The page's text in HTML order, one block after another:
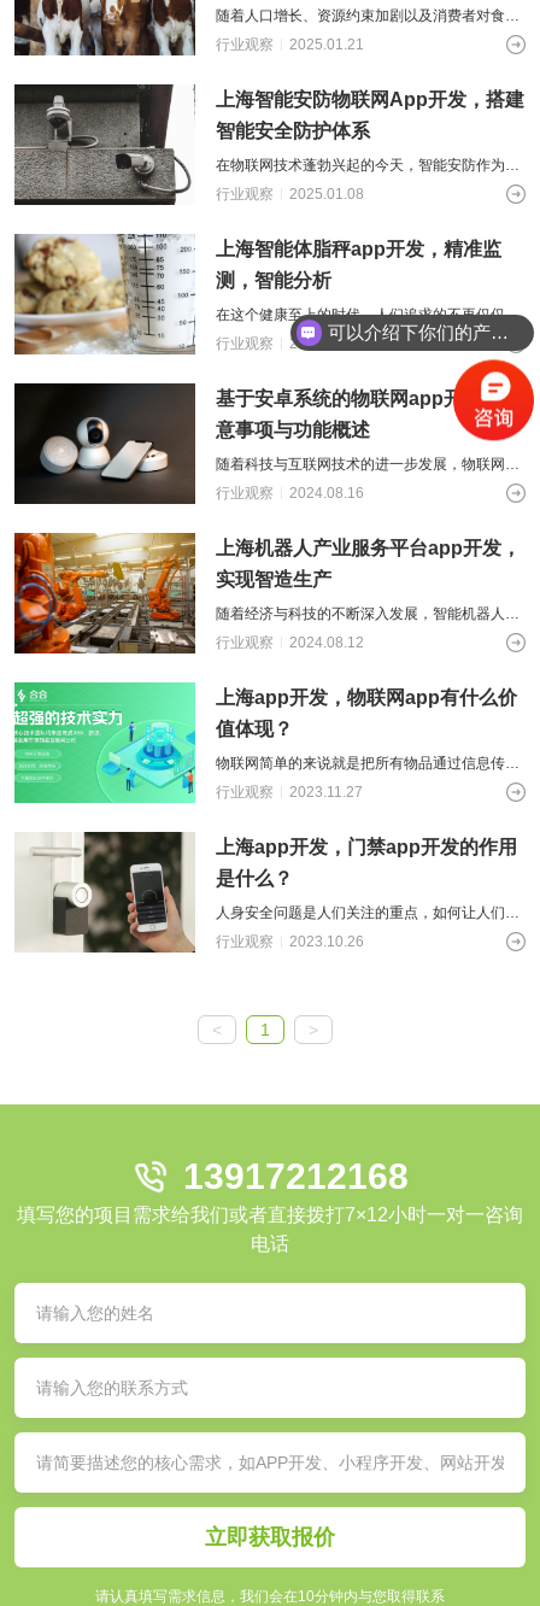
随着人口增长、资源约束加剧以及消费者对食品
安全与品质要求的日益提升，传统养殖业继续探
行业观察 2025.01.21
上海智能安防物联网App开发，搭建
智能安全防护体系
在物联网技术蓬勃兴起的今天，智能安防作为保
障社会稳定、人们安居乐业的关键力量。也迎来
行业观察 2025.01.08
上海智能体脂秤app开发，精准监
测，智能分析
在这个健康至上的时代，人们追求的不再仅仅是
瘦，而是健康且协调的身体状态。依托科技与线
上互联网技术的发展，智能体脂秤软件成
行业观察 2024.10.17
基于安卓系统的物联网app开发的注
意事项与功能概述
随着科技与互联网技术的进一步发展，物联网作
为“物物互联互通”的网络，其在智能设备与设施
行业观察 2024.08.16
上海机器人产业服务平台app开发，
实现智造生产
随着经济与科技的不断深入发展，智能机器人以
其高精度、高强度的优势在工业生产制造中发挥
行业观察 2024.08.12
上海app开发，物联网app有什么价
值体现？
物联网简单的来说就是把所有物品通过信息传感
设备与互联网连接起来，进行信息交换，即物物
行业观察 2023.11.27
上海app开发，门禁app开发的作用
是什么？
人身安全问题是人们关注的重点，如何让人们感
受到安全氛围，减少意外事件的发生，是科学技
行业观察 2023.10.26
< 1 >
填写您的项目需求给我们或者直接拨打7×12小时一对一咨询
电话
13917212168
立即获取报价
请认真填写需求信息，我们会在10分钟内与您取得联系
可以介绍下你们的产品么